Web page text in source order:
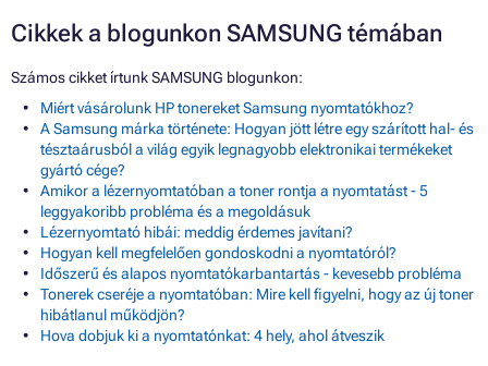
Cikkek a blogunkon SAMSUNG témában
Számos cikket írtunk SAMSUNG blogunkon:
Miért vásárolunk HP tonereket Samsung nyomtatókhoz?
A Samsung márka története: Hogyan jött létre egy szárított hal- és
tésztaárusból a világ egyik legnagyobb elektronikai termékeket
gyártó cége?
Amikor a lézernyomtatóban a toner rontja a nyomtatást - 5
leggyakoribb probléma és a megoldásuk
Lézernyomtató hibái: meddig érdemes javítani?
Hogyan kell megfelelően gondoskodni a nyomtatóról?
Időszerű és alapos nyomtatókarbantartás - kevesebb probléma
Tonerek cseréje a nyomtatóban: Mire kell figyelni, hogy az új toner
hibátlanul működjön?
Hova dobjuk ki a nyomtatónkat: 4 hely, ahol átveszik